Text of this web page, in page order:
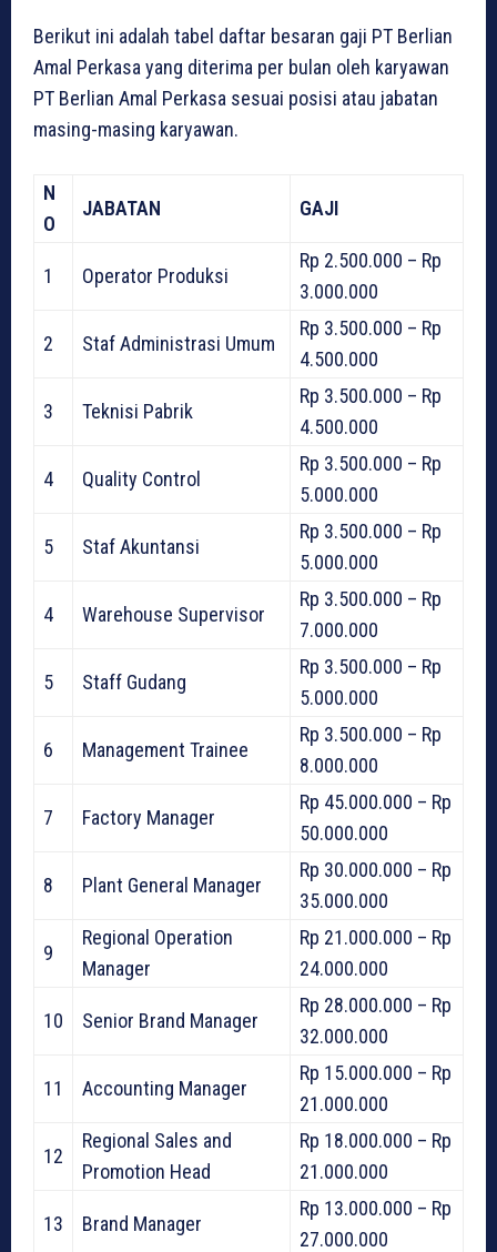
Berikut ini adalah tabel daftar besaran gaji PT Berlian
Amal Perkasa yang diterima per bulan oleh karyawan
PT Berlian Amal Perkasa sesuai posisi atau jabatan
masing-masing karyawan.
N
O
JABATAN GAJI
1 Operator Produksi
Rp 2.500.000 – Rp
3.000.000
2 Staf Administrasi Umum
Rp 3.500.000 – Rp
4.500.000
3 Teknisi Pabrik
Rp 3.500.000 – Rp
4.500.000
4 Quality Control
Rp 3.500.000 – Rp
5.000.000
5 Staf Akuntansi
Rp 3.500.000 – Rp
5.000.000
4 Warehouse Supervisor
Rp 3.500.000 – Rp
7.000.000
5 Staff Gudang
Rp 3.500.000 – Rp
5.000.000
6 Management Trainee
Rp 3.500.000 – Rp
8.000.000
7 Factory Manager
Rp 45.000.000 – Rp
50.000.000
8 Plant General Manager
Rp 30.000.000 – Rp
35.000.000
9
Regional Operation
Manager
Rp 21.000.000 – Rp
24.000.000
10 Senior Brand Manager
Rp 28.000.000 – Rp
32.000.000
11 Accounting Manager
Rp 15.000.000 – Rp
21.000.000
12
Regional Sales and
Promotion Head
Rp 18.000.000 – Rp
21.000.000
13 Brand Manager
Rp 13.000.000 – Rp
27.000.000